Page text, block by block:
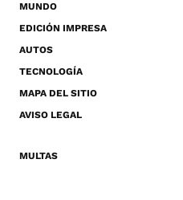
MUNDO
EDICIÓN IMPRESA
AUTOS
TECNOLOGÍA
MAPA DEL SITIO
AVISO LEGAL
MULTAS